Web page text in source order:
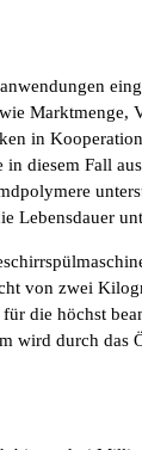
in
diesem Fall
Lebensdauer
von zwei
die höchst
wird durch